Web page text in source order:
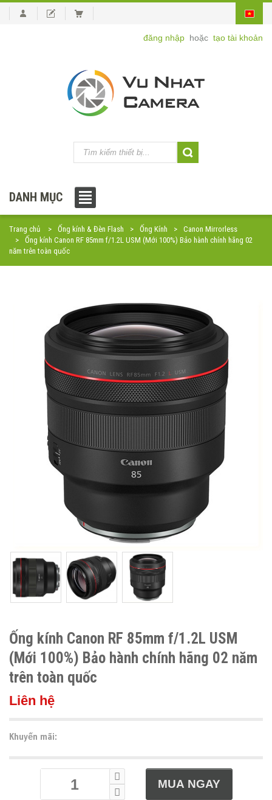
đăng nhập hoặc tạo tài khoản
DANH MỤC
Trang chủ Ống kính & Đèn Flash Ống Kính
Canon Mirrorless
Ống kính Canon RF 85mm f/1.2L USM (Mới 100%) Bảo hành chính hãng 02
năm trên toàn quốc
Ống kính Canon RF 85mm f/1.2L USM
(Mới 100%) Bảo hành chính hãng 02 năm
trên toàn quốc
Liên hệ
Khuyến mãi: